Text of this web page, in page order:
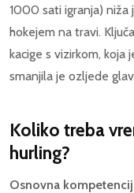
1000 sati igranja) niža
hokejem na travi.
kacige s vizirkom, koja
smanjila je ozljede
Koliko treba
hurling?
Osnovna